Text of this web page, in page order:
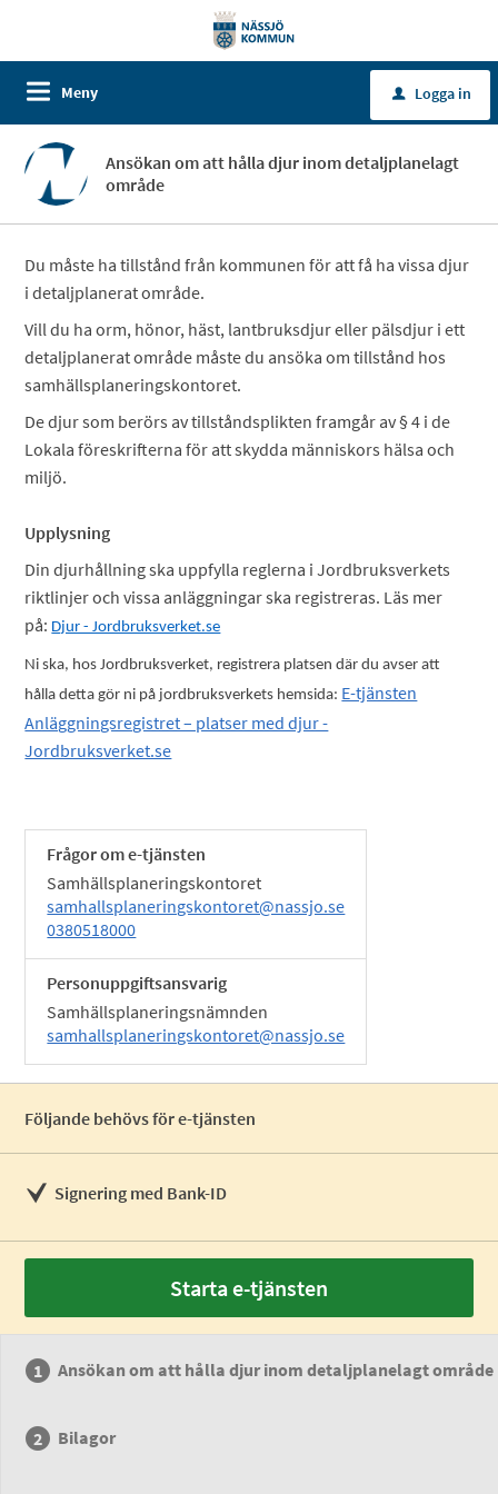
Meny u Logga in
Ansökan om att hålla djur inom detaljplanelagt
område
Du måste ha tillstånd från kommunen för att få ha vissa djur
i detaljplanerat område.
Vill du ha orm, hönor, häst, lantbruksdjur eller pälsdjur i ett
detaljplanerat område måste du ansöka om tillstånd hos
samhällsplaneringskontoret.
De djur som berörs av tillståndsplikten framgår av § 4 i de
Lokala föreskrifterna för att skydda människors hälsa och
miljö.
Upplysning
Din djurhållning ska uppfylla reglerna i Jordbruksverkets
riktlinjer och vissa anläggningar ska registreras. Läs mer
på: Djur - Jordbruksverket.se
Ni ska, hos Jordbruksverket, registrera platsen där du avser att
hålla detta gör ni på jordbruksverkets hemsida: E-tjänsten
Anläggningsregistret – platser med djur -
Jordbruksverket.se
Frågor om e-tjänsten
Samhällsplaneringskontoret
samhallsplaneringskontoret@nassjo.se
0380518000
Personuppgiftsansvarig
Samhällsplaneringsnämnden
samhallsplaneringskontoret@nassjo.se
Följande behövs för e-tjänsten
Signering med Bank-ID
Starta e-tjänsten
Ansökan om att hålla djur inom detaljplanelagt område
Bilagor